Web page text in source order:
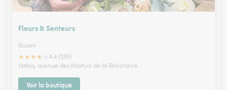
Fleurs & Senteurs
Rouen
★★★★
4.4 (139)
134bis, avenue des Martyrs de la Résistance
Voir la boutique